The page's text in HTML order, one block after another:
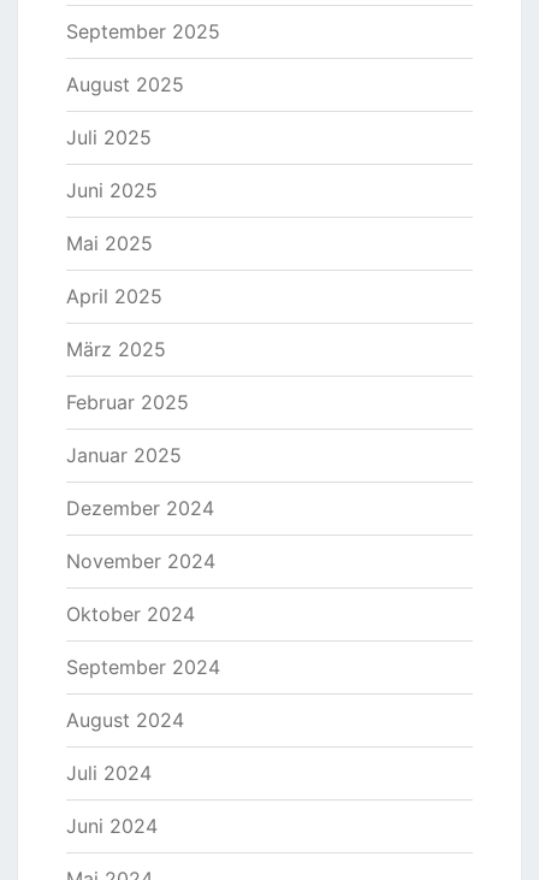
September 2025
August 2025
Juli 2025
Juni 2025
Mai 2025
April 2025
März 2025
Februar 2025
Januar 2025
Dezember 2024
November 2024
Oktober 2024
September 2024
August 2024
Juli 2024
Juni 2024